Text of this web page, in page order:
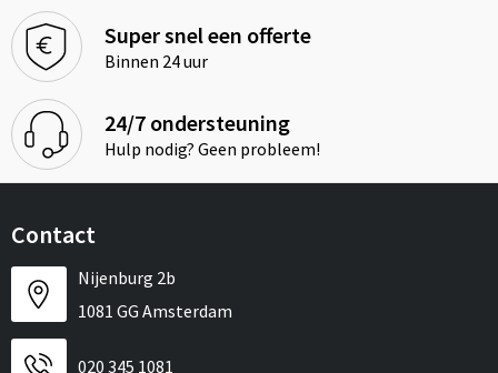
Super snel een offerte
Binnen 24 uur
24/7 ondersteuning
Hulp nodig? Geen probleem!
Contact
Nijenburg 2b
1081 GG Amsterdam
020 345 1081